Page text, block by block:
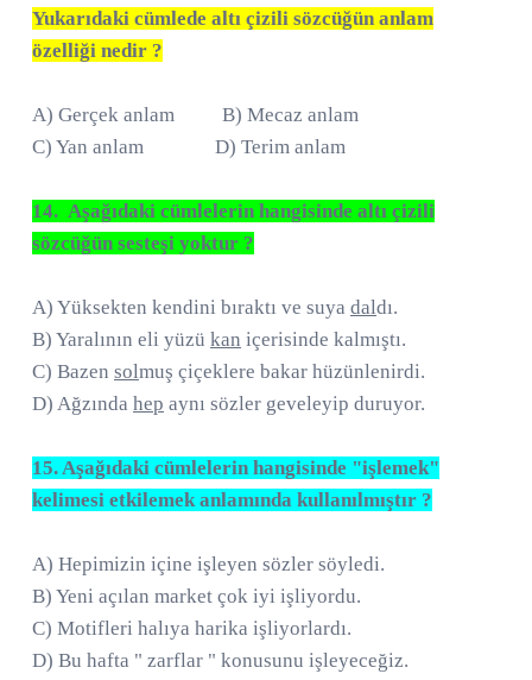
Yukarıdaki cümlede altı çizili sözcüğün anlam
özelliği nedir ?
A) Gerçek anlam B) Mecaz anlam
C) Yan anlam D) Terim anlam
14. Aşağıdaki cümlelerin hangisinde altı çizili
sözcüğün sesteşi yoktur ?
A) Yüksekten kendini bıraktı ve suya daldı.
B) Yaralının eli yüzü kan içerisinde kalmıştı.
C) Bazen solmuş çiçeklere bakar hüzünlenirdi.
D) Ağzında hep aynı sözler geveleyip duruyor.
15. Aşağıdaki cümlelerin hangisinde "işlemek"
kelimesi etkilemek anlamında kullanılmıştır ?
A) Hepimizin içine işleyen sözler söyledi.
B) Yeni açılan market çok iyi işliyordu.
C) Motifleri halıya harika işliyorlardı.
D) Bu hafta " zarflar " konusunu işleyeceğiz.